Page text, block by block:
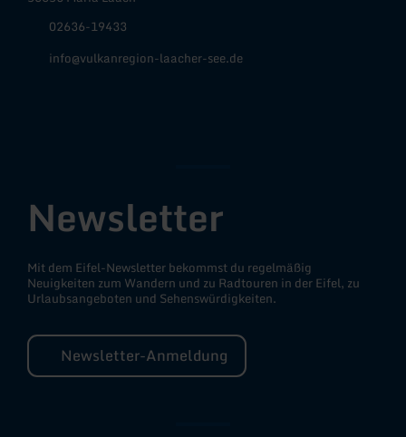
02636-19433
info@vulkanregion-laacher-see.de
Newsletter
Mit dem Eifel-Newsletter bekommst du regelmäßig
Neuigkeiten zum Wandern und zu Radtouren in der Eifel, zu
Urlaubsangeboten und Sehenswürdigkeiten.
Newsletter-Anmeldung